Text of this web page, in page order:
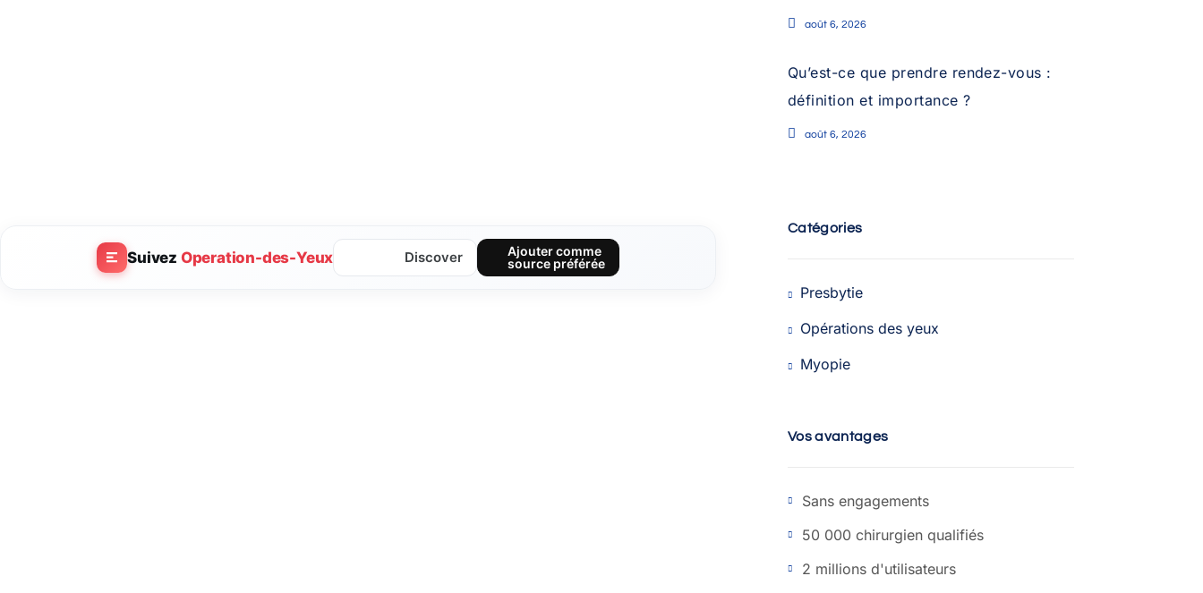
Suivez Operation-des-Yeux Discover
Ajouter comme
source préférée
août 6, 2026
Qu’est-ce que prendre rendez-vous :
définition et importance ?
août 6, 2026
Catégories
Presbytie
Opérations des yeux
Myopie
Vos avantages
Sans engagements
50 000 chirurgien qualifiés
2 millions d'utilisateurs